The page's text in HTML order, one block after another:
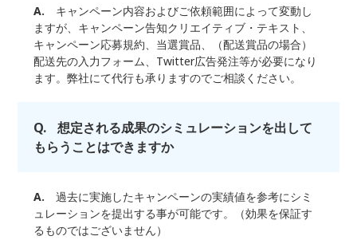
A.
キャンペーン内容およびご依頼範囲によって変動し
ますが、キャンペーン告知クリエイティブ・テキスト、
キャンペーン応募規約、当選賞品、（配送賞品の場合）
配送先の入力フォーム、Twitter広告発注等が必要になり
ます。弊社にて代行も承りますのでご相談ください。
Q.
想定される成果のシミュレーションを出して
もらうことはできますか
A.
過去に実施したキャンペーンの実績値を参考にシミ
ュレーションを提出する事が可能です。（効果を保証す
るものではございません）